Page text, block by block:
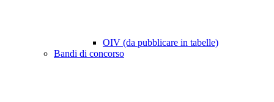
OIV (da pubblicare in tabelle)
Bandi di concorso